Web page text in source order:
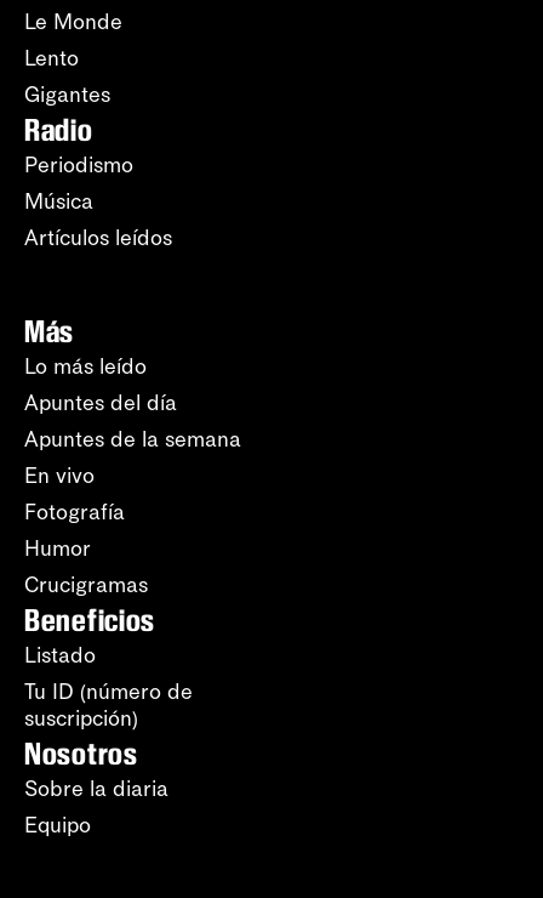
Le Monde
Lento
Gigantes
Radio
Periodismo
Música
Artículos leídos
Más
Lo más leído
Apuntes del día
Apuntes de la semana
En vivo
Fotografía
Humor
Crucigramas
Beneficios
Listado
Tu ID (número de
suscripción)
Nosotros
Sobre la diaria
Equipo